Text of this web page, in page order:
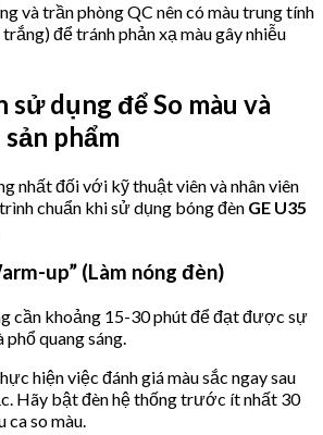
và trần phòng QC nên có màu trung tính
để tránh phản xạ màu gây nhiễu
dụng để So màu và
phẩm
nhất đối với kỹ thuật viên và nhân viên
chuẩn khi sử dụng bóng đèn GE U35
up” (Làm nóng đèn)
cần khoảng 15-30 phút để đạt được sự
quang sáng.
hiện việc đánh giá màu sắc ngay sau
Hãy bật đèn hệ thống trước ít nhất 30
so màu.